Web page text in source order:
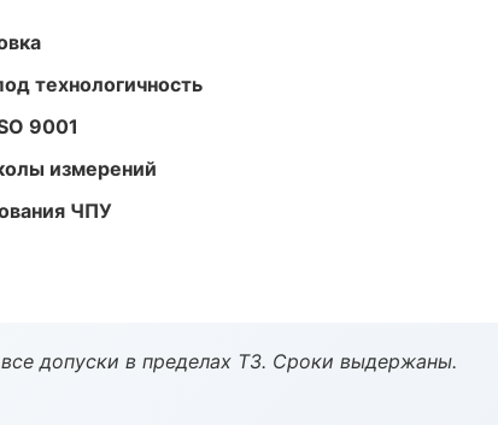
технологичность
9001
измерений
ЧПУ
допуски в пределах ТЗ. Сроки выдержаны.